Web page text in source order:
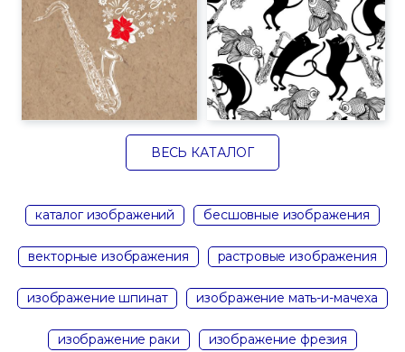
ВЕСЬ КАТАЛОГ
каталог изображений бесшовные изображения
векторные изображения растровые изображения
изображение шпинат изображение мать-и-мачеха
изображение раки изображение фрезия